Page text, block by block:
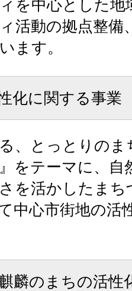
を中心とした地
活動の拠点整備
ます。
化に関する事業
る、とっとりの
をテーマに、自
を活かしたまち
中心市街地の活
麟のまちの活性